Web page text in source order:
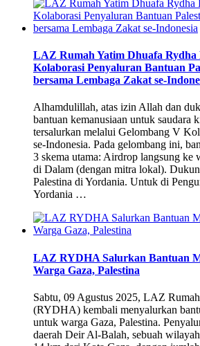
LAZ Rumah Yatim Dhuafa Rydha
Kolaborasi Penyaluran Bantuan
bersama Lembaga Zakat se-
Alhamdulillah, atas izin Allah dan
bantuan kemanusiaan untuk saudara
tersalurkan melalui Gelombang V
se-Indonesia. Pada gelombang ini,
3 skema utama: Airdrop langsung ke
di Dalam (dengan mitra lokal).
Palestina di Yordania. Untuk di
Yordania …
LAZ RYDHA Salurkan Bantuan
Warga Gaza, Palestina
Sabtu, 09 Agustus 2025, LAZ
(RYDHA) kembali menyalurkan
untuk warga Gaza, Palestina.
daerah Deir Al-Balah, sebuah